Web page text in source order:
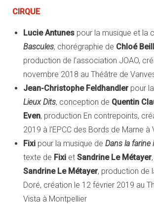
CIRQUE
Lucie Antunes pour la musique et la
Bascules, chorégraphie de Chloé
production de l’association JOAO,
novembre 2018 au Théâtre de
Jean-Christophe Feldhandlerpour
Lieux Dits, conception de Quentin
Even, production En contrepoints,
2019 à l’EPCC des Bords de Marne à
Fixi pour la musique de Dans la farine
texte de Fixi et Sandrine Le Métayer
Sandrine Le Métayer, production de
Doré, création le 12 février 2019 au
Vista à Montpellier